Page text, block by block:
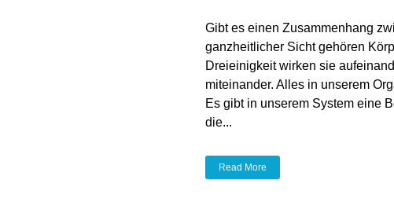
Gibt es einen Zusammenhang
ganzheitlicher Sicht gehören
Dreieinigkeit wirken sie
miteinander. Alles in unserem
Es gibt in unserem System eine
die...
Read More